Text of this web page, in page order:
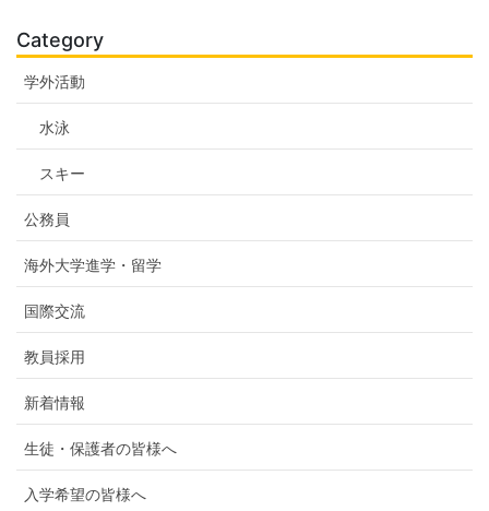
Category
学外活動
水泳
スキー
公務員
海外大学進学・留学
国際交流
教員採用
新着情報
生徒・保護者の皆様へ
入学希望の皆様へ